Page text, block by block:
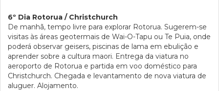
6º Dia Rotorua / Christchurch
De manhã, tempo livre para explorar Rotorua. Sugerem-se
visitas às áreas geotermais de Wai-O-Tapu ou Te Puia, onde
poderá observar geisers, piscinas de lama em ebulição e
aprender sobre a cultura maori. Entrega da viatura no
aeroporto de Rotorua e partida em voo doméstico para
Christchurch. Chegada e levantamento de nova viatura de
aluguer. Alojamento.